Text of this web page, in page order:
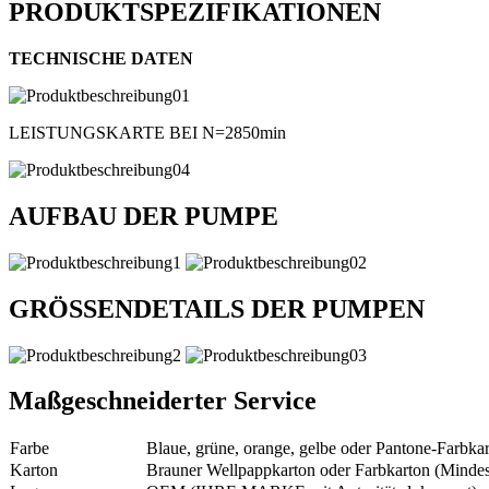
PRODUKTSPEZIFIKATIONEN
TECHNISCHE DATEN
LEISTUNGSKARTE BEI ​​N=2850min
AUFBAU DER PUMPE
GRÖSSENDETAILS DER PUMPEN
Maßgeschneiderter Service
Farbe
Blaue, grüne, orange, gelbe oder Pantone-
Karton
Brauner Wellpappkarton oder Farbkarton